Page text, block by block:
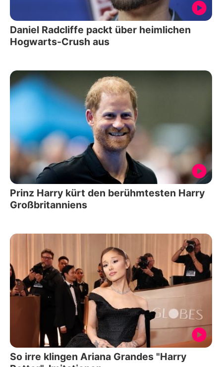
Daniel Radcliffe packt über heimlichen
Hogwarts-Crush aus
Prinz Harry kürt den berühmtesten Harry
Großbritanniens
So irre klingen Ariana Grandes "Harry